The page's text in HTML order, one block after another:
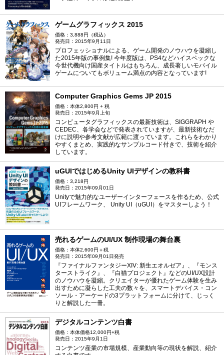
ゲームグラフィックス 2015
価格：3,888円（税込）
発売日：2015年9月11日
プロフェッショナルによる、ゲーム開発のノウハウを凝縮し
た2015年版の事例集! 今年度版は、PS4などハイスペックな
今世代機向け国産タイトルはもちろん、成長著しいモバイル
ゲームについてもボリューム満点の内容となっています!
Computer Graphics Gems JP 2015
価格：本体2,800円 + 税
発売日：2015年9月上旬
コンピュータグラフィックスの最新技術は、SIGGRAPH や
CEDEC、各学会などで発表されていますが、最新技術なだ
けに説明や参考文献が広範に渡っています。これらをわかり
やすくまとめ、実践的なサンプルコード付きで、技術を紹介
しています。
uGUIではじめるUnity UIデザインの教科書
価格：3,218円
発売日：2015年09月01日
Unityで魅力的なユーザーインターフェースを作るため、公式
UIフレームワーク、 Unity UI（uGUI）をマスターしよう！
売れるゲームのUI/UX 制作現場の舞台裏
価格：本体2,600円＋税
発売日：2015年09月01日発売
『ファイナルファンタジーXIV: 新生エオルゼア』、『モンス
ターストライク』、『白猫プロジェクト』などのUI/UX設計
のノウハウを凝縮。クリエイターが優れたゲーム体験を生み
出すために凝らした工夫の数々を、スマートデバイス・コン
ソール・アーケードの3プラットフォームに分けて、じっく
りと解説した一冊。
デジタルコンテンツ白書
価格：本体価格12,000円+税
発売日：2015年9月1日
コンテンツ産業の市場規模、産業動向等の現状を解説、紹介